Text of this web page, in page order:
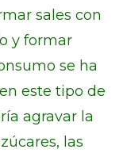
sales con
y formar
se ha
este tipo de
agravar la
las